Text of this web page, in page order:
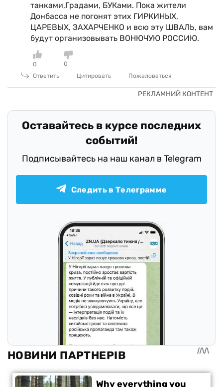
танками,Градами, БУКами. Пока жители
Донбасса не погонят этих ГИРКИНЫХ,
ЦАРЕВЫХ, ЗАХАРЧЕНКО и всю эту ШВАЛЬ, вам
будут организовывать ВОНЮЧУЮ РОССИЮ.
0
0
Ответить
Цитировать Пожаловаться
Оставайтесь в курсе последних
событий!
Подписывайтесь на наш канал в Telegram
Следить в Телеграмме